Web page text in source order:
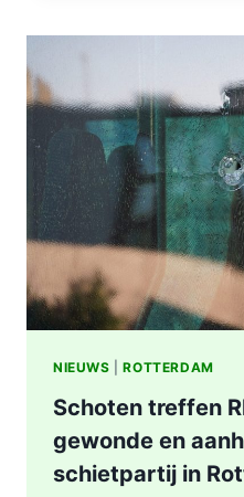
TWEE
IN
ROTTERDAM
NIEUWS |ROTTERDAM
Schoten treffen
gewonde en
schietpartij in